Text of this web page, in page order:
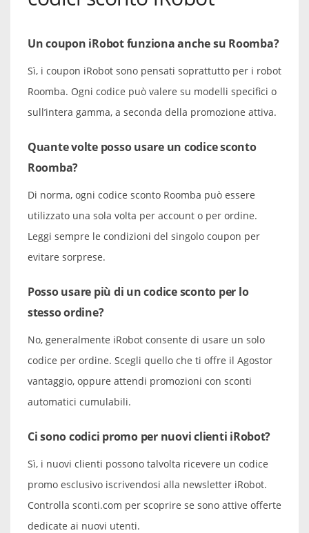
Un coupon iRobot funziona anche su Roomba?
Sì, i coupon iRobot sono pensati soprattutto per i robot
Roomba. Ogni codice può valere su modelli specifici o
sull’intera gamma, a seconda della promozione attiva.
Quante volte posso usare un codice sconto
Roomba?
Di norma, ogni codice sconto Roomba può essere
utilizzato una sola volta per account o per ordine.
Leggi sempre le condizioni del singolo coupon per
evitare sorprese.
Posso usare più di un codice sconto per lo
stesso ordine?
No, generalmente iRobot consente di usare un solo
codice per ordine. Scegli quello che ti offre il Agostor
vantaggio, oppure attendi promozioni con sconti
automatici cumulabili.
Ci sono codici promo per nuovi clienti iRobot?
Sì, i nuovi clienti possono talvolta ricevere un codice
promo esclusivo iscrivendosi alla newsletter iRobot.
Controlla sconti.com per scoprire se sono attive offerte
dedicate ai nuovi utenti.